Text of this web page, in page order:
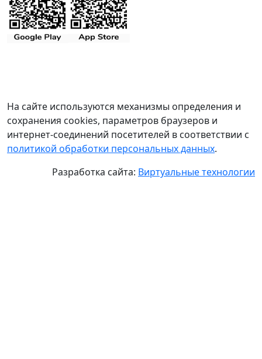
На сайте используются механизмы определения и
сохранения cookies, параметров браузеров и
интернет-соединений посетителей в соответствии с
политикой обработки персональных данных.
Разработка сайта: Виртуальные технологии